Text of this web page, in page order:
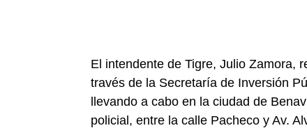
El intendente de Tigre, Julio Zamora,
través de la Secretaría de Inversión
llevando a cabo en la ciudad de
policial, entre la calle Pacheco y Av.